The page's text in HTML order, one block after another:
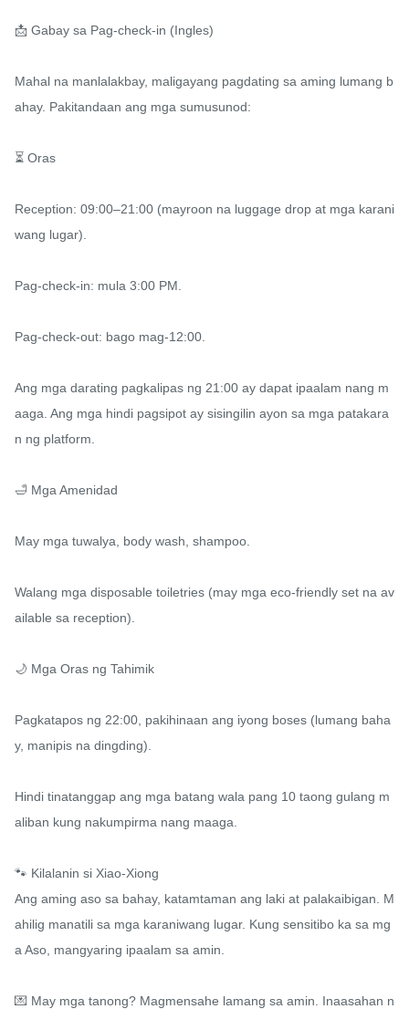
📩 Gabay sa Pag-check-in (Ingles)
Mahal na manlalakbay, maligayang pagdating sa aming lumang b
ahay. Pakitandaan ang mga sumusunod:
⏳ Oras
Reception: 09:00–21:00 (mayroon na luggage drop at mga karani
wang lugar).
Pag-check-in: mula 3:00 PM.
Pag-check-out: bago mag-12:00.
Ang mga darating pagkalipas ng 21:00 ay dapat ipaalam nang m
aaga. Ang mga hindi pagsipot ay sisingilin ayon sa mga patakara
n ng platform.
🛁 Mga Amenidad
May mga tuwalya, body wash, shampoo.
Walang mga disposable toiletries (may mga eco-friendly set na av
ailable sa reception).
🌙 Mga Oras ng Tahimik
Pagkatapos ng 22:00, pakihinaan ang iyong boses (lumang baha
y, manipis na dingding).
Hindi tinatanggap ang mga batang wala pang 10 taong gulang m
aliban kung nakumpirma nang maaga.
🐾 Kilalanin si Xiao-Xiong
Ang aming aso sa bahay, katamtaman ang laki at palakaibigan. M
ahilig manatili sa mga karaniwang lugar. Kung sensitibo ka sa mg
a Aso, mangyaring ipaalam sa amin.
💌 May mga tanong? Magmensahe lamang sa amin. Inaasahan n